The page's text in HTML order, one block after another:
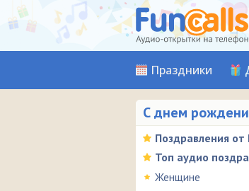
Праздники
С днем
Поздравления от
Топ аудио
Женщине